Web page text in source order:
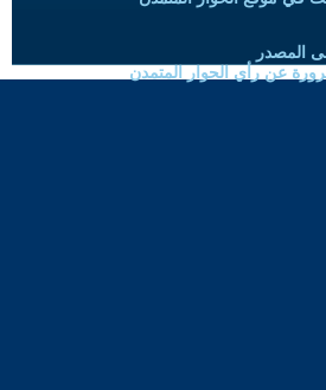
المصدر
عن رأي الحوار المتمدن